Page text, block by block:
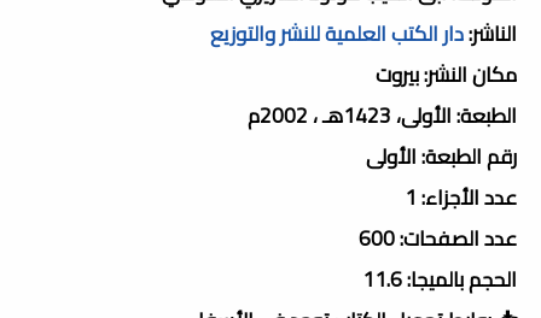
الناشر:دار الكتب العلمية للنشر والتوزيع
مكان النشر: بيروت
الطبعة: الأولى، 1423هـ ، 2002م
رقم الطبعة: الأولى
عدد الأجزاء: 1
عدد الصفحات: 600
الحجم بالميجا: 11.6